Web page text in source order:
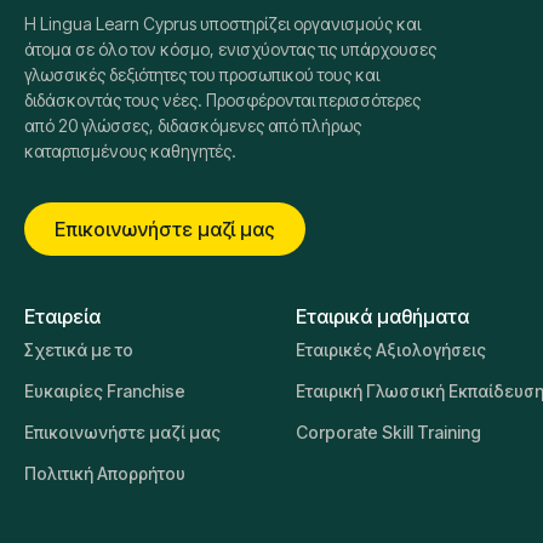
κατάκτηση δεξιοτήτων με συνεχή υποστήριξη και
καθοδήγηση.
Η Lingua Learn Cyprus υποστηρίζει οργανισμούς και
άτομα σε όλο τον κόσμο, ενισχύοντας τις υπάρχουσες
γλωσσικές δεξιότητες του προσωπικού τους και
διδάσκοντάς τους νέες. Προσφέρονται περισσότερες
από 20 γλώσσες, διδασκόμενες από πλήρως
καταρτισμένους καθηγητές.
Επικοινωνήστε μαζί μας
Εταιρεία
Σχετικά με το
Ευκαιρίες Franchise
Επικοινωνήστε μαζί μας
Πολιτική Απορρήτου
Εταιρικά μαθήματα
Εταιρικές Αξιολογήσεις
Εταιρική Γλωσσική Εκπαίδευση
Corporate Skill Training